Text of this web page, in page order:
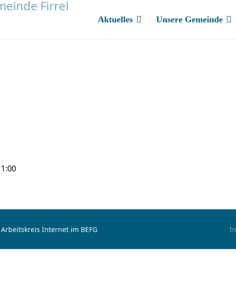
Aktuelles Unsere Gemeinde
Internet im BEFG